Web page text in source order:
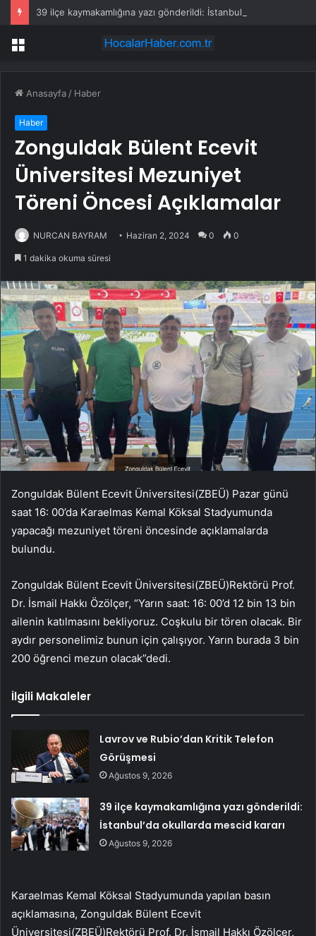
Menü
Anasayfa / Haber
Haber
Zonguldak Bülent Ecevit
Üniversitesi Mezuniyet
Töreni Öncesi Açıklamalar
NURCAN BAYRAM Haziran 2, 2024 0 0
1 dakika okuma süresi
Zonguldak Bülent Ecevit Üniversitesi(ZBEÜ) Pazar günü
saat 16: 00’da Karaelmas Kemal Köksal Stadyumunda
yapacağı mezuniyet töreni öncesinde açıklamalarda
bulundu.
Zonguldak Bülent Ecevit Üniversitesi(ZBEÜ)Rektörü Prof.
Dr. İsmail Hakkı Özölçer, “Yarın saat: 16: 00’d 12 bin 13 bin
ailenin katılmasını bekliyoruz. Coşkulu bir tören olacak. Bir
aydır personelimiz bunun için çalışıyor. Yarın burada 3 bin
200 öğrenci mezun olacak”dedi.
İlgili Makaleler
Lavrov ve Rubio’dan Kritik Telefon
Görüşmesi
Ağustos 9, 2026
39 ilçe kaymakamlığına yazı gönderildi:
İstanbul’da okullarda mescid kararı
Ağustos 9, 2026
Karaelmas Kemal Köksal Stadyumunda yapılan basın
açıklamasına, Zonguldak Bülent Ecevit
Üniversitesi(ZBEÜ)Rektörü Prof. Dr. İsmail Hakkı Özölçer,